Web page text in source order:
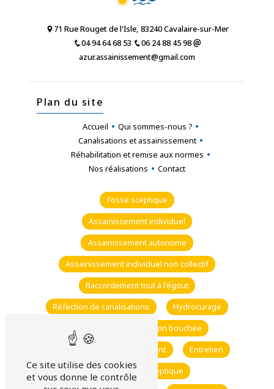
71 Rue Rouget de l'Isle, 83240 Cavalaire-sur-Mer
04 94 64 68 53
06 24 88 45 98
azur.assainissement@gmail.com
Plan du site
Accueil
Qui sommes-nous ?
Canalisations et assainissement
Réhabilitation et remise aux normes
Nos réalisations
Contact
Fosse sceptique
Assainissement individuel
Assainissement autonome
Assainissement individuel non collectif
Raccordement tout à l'égout
Réfection de canalisations
Hydrocurage
Curage
Canalisation bouchée
Mise au norme assainissement
Entretien
Vidange fosse sceptique
Ce site utilise des cookies
et vous donne le contrôle